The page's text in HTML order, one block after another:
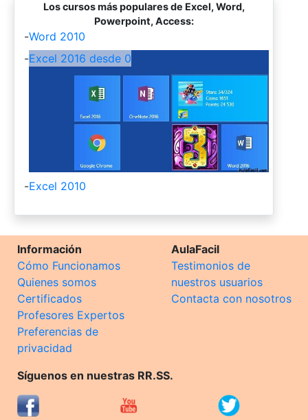
Los cursos más populares de Excel, Word,
Powerpoint, Access:
-Word 2010
-Excel 2016 desde 0
-Excel 2010
Información
Cómo Funcionamos
Quienes somos
Certificados
Profesores Expertos
Preferencias de
privacidad
AulaFacil
Testimonios de
nuestros usuarios
Contacta con nosotros
Síguenos en nuestras RR.SS.